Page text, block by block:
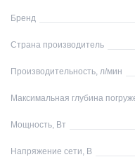
Бренд
Страна производитель
Производительность, л/мин
Максимальная глубина
Мощность, Вт
Напряжение сети, В